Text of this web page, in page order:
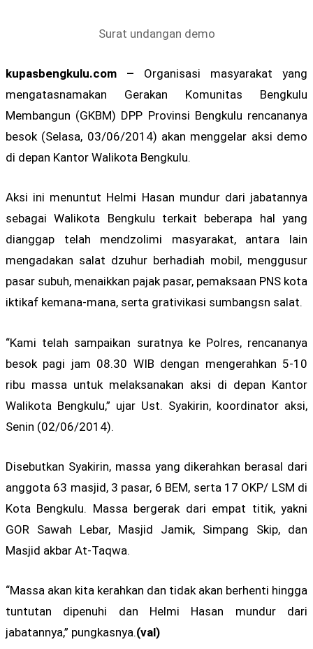
Surat undangan demo
kupasbengkulu.com – Organisasi masyarakat yang
mengatasnamakan Gerakan Komunitas Bengkulu
Membangun (GKBM) DPP Provinsi Bengkulu rencananya
besok (Selasa, 03/06/2014) akan menggelar aksi demo
di depan Kantor Walikota Bengkulu.
Aksi ini menuntut Helmi Hasan mundur dari jabatannya
sebagai Walikota Bengkulu terkait beberapa hal yang
dianggap telah mendzolimi masyarakat, antara lain
mengadakan salat dzuhur berhadiah mobil, menggusur
pasar subuh, menaikkan pajak pasar, pemaksaan PNS kota
iktikaf kemana-mana, serta grativikasi sumbangsn salat.
“Kami telah sampaikan suratnya ke Polres, rencananya
besok pagi jam 08.30 WIB dengan mengerahkan 5-10
ribu massa untuk melaksanakan aksi di depan Kantor
Walikota Bengkulu,” ujar Ust. Syakirin, koordinator aksi,
Senin (02/06/2014).
Disebutkan Syakirin, massa yang dikerahkan berasal dari
anggota 63 masjid, 3 pasar, 6 BEM, serta 17 OKP/ LSM di
Kota Bengkulu. Massa bergerak dari empat titik, yakni
GOR Sawah Lebar, Masjid Jamik, Simpang Skip, dan
Masjid akbar At-Taqwa.
“Massa akan kita kerahkan dan tidak akan berhenti hingga
tuntutan dipenuhi dan Helmi Hasan mundur dari
jabatannya,” pungkasnya.(val)